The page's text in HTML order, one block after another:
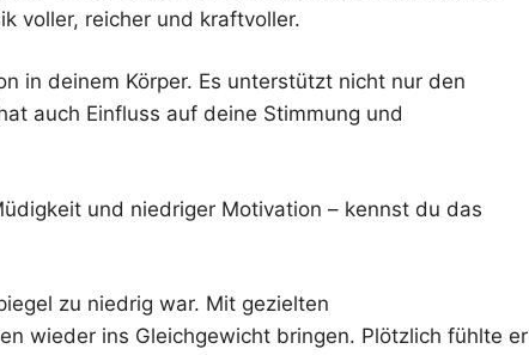
voller, reicher und kraftvoller.
in deinem Körper. Es unterstützt nicht nur den
auch Einfluss auf deine Stimmung und
und niedriger Motivation – kennst du das
zu niedrig war. Mit gezielten
wieder ins Gleichgewicht bringen. Plötzlich fühlte er